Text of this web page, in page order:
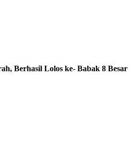
Berhasil Lolos ke- Babak 8 Besar